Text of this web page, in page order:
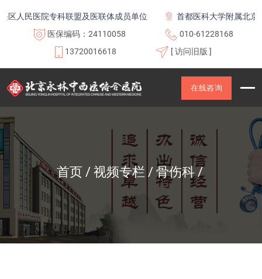
人民医院专科联盟及医联体成员单位
首都医科大学附属北京康
医保编码：24110058
010-61228168
13720016618
[ 访问旧版 ]
在线咨询
首页 视频专栏 骨伤科